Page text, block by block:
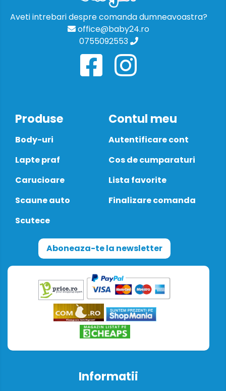
Aveti intrebari despre comanda dumneavoastra?
office@baby24.ro
0755092553
Produse
Body-uri
Lapte praf
Carucioare
Scaune auto
Scutece
Contul meu
Autentificare cont
Cos de cumparaturi
Lista favorite
Finalizare comanda
Aboneaza-te la newsletter
Informatii